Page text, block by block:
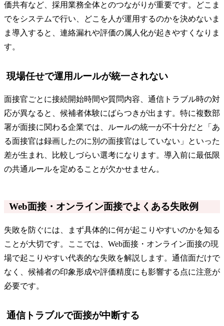
価共有など、採用業務全体とのつながりが重要です。どこま
でをシステムで行い、どこを人が運用するのかを決めないま
ま導入すると、連絡漏れや評価の属人化が起きやすくなりま
す。
現場任せで運用ルールが統一されない
面接官ごとに接続開始時間や質問内容、通信トラブル時の対
応が異なると、候補者体験にばらつきが出ます。特に複数部
署が面接に関わる企業では、ルールの統一が不十分だと「あ
る面接官は録画したのに別の面接官はしていない」といった
差が生まれ、比較しづらい選考になります。導入前に最低限
の共通ルールを定めることが欠かせません。
Web面接・オンライン面接でよくある失敗例
失敗を防ぐには、まず具体的に何が起こりやすいのかを知る
ことが大切です。ここでは、Web面接・オンライン面接の現
場で起こりやすい代表的な失敗を解説します。通信面だけで
なく、候補者の印象形成や評価精度にも影響する点に注意が
必要です。
通信トラブルで面接が中断する